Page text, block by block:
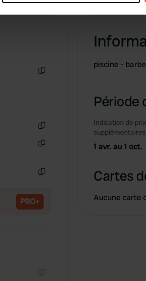
them or that they’ve collected from your
PRO+
piscine -
Période
Indication de
1 avr. au 1 oct.
Cartes
Aucune carte